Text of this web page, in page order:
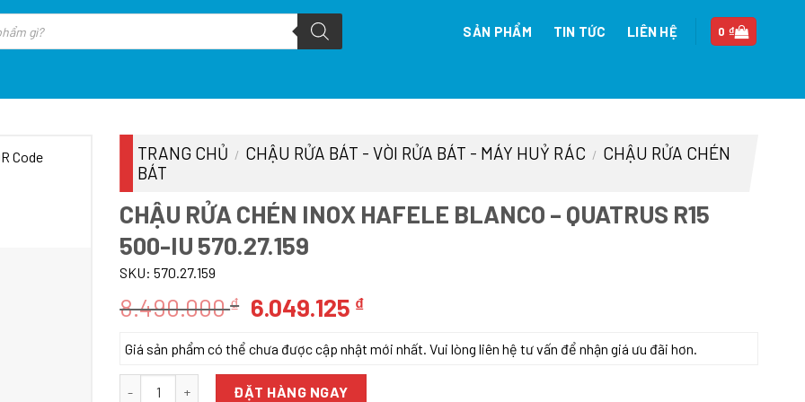
SẢN PHẨM TIN TỨC LIÊN HỆ 0₫
TRANG CHỦ / CHẬU RỬA BÁT - VÒI RỬA BÁT - MÁY HUỶ RÁC / CHẬU RỬA CHÉN
BÁT
CHẬU RỬA CHÉN INOX HAFELE BLANCO – QUATRUS R15
500-IU 570.27.159
SKU: 570.27.159
8.490.000₫ Giá
là:
8.490.000 ₫.
6.049.125 ₫Giá
tại
là:
Giá sản phẩm có thể chưa được cập nhật mới nhất. Vui lòng liên hệ tư vấn để nhận giá ưu đãi hơn.
Chậu Rửa Chén Inox Hafele Blanco - Quatrus R15 500-Iu 570.27.159 số lượng
ĐẶT HÀNG NGAY